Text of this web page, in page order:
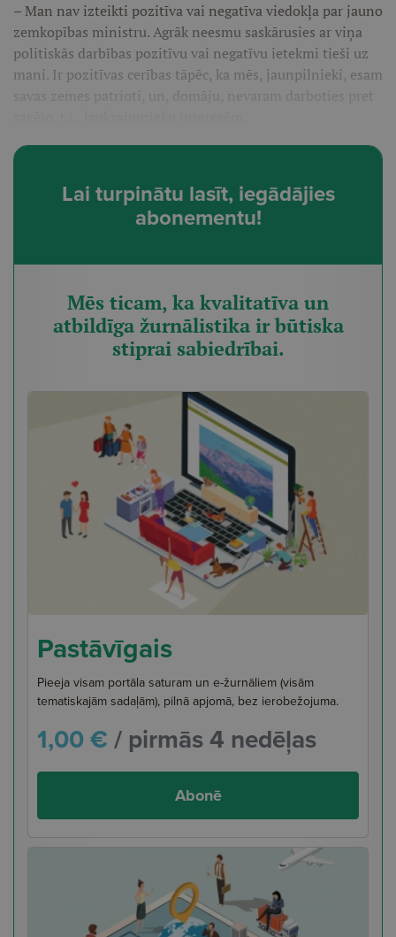
– Man nav izteikti pozitīva vai negatīva viedokļa par jauno
zemkopības ministru. Agrāk neesmu saskārusies ar viņa
politiskās darbības pozitīvu vai negatīvu ietekmi tieši uz
mani. Ir pozitīvas cerības tāpēc, ka mēs, jaunpilnieki, esam
savas zemes patrioti, un, domāju, nevaram darboties pret
Lai turpinātu lasīt, iegādājies
abonementu!
Mēs ticam, ka kvalitatīva un
atbildīga žurnālistika ir būtiska
stiprai sabiedrībai.
Pastāvīgais
Pieeja visam portāla saturam un e-žurnāliem (visām
tematiskajām sadaļām), pilnā apjomā, bez ierobežojuma.
1,00 € / pirmās 4 nedēļas
Abonē